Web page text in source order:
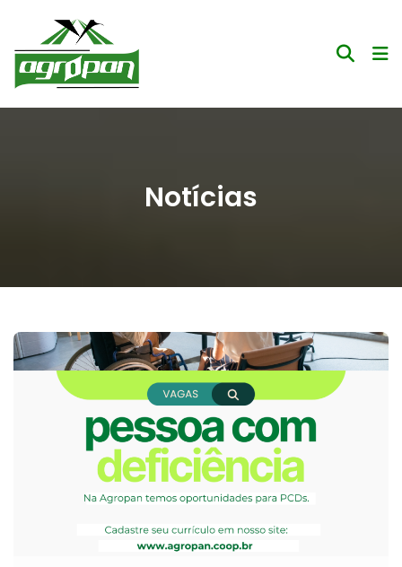
Notícias